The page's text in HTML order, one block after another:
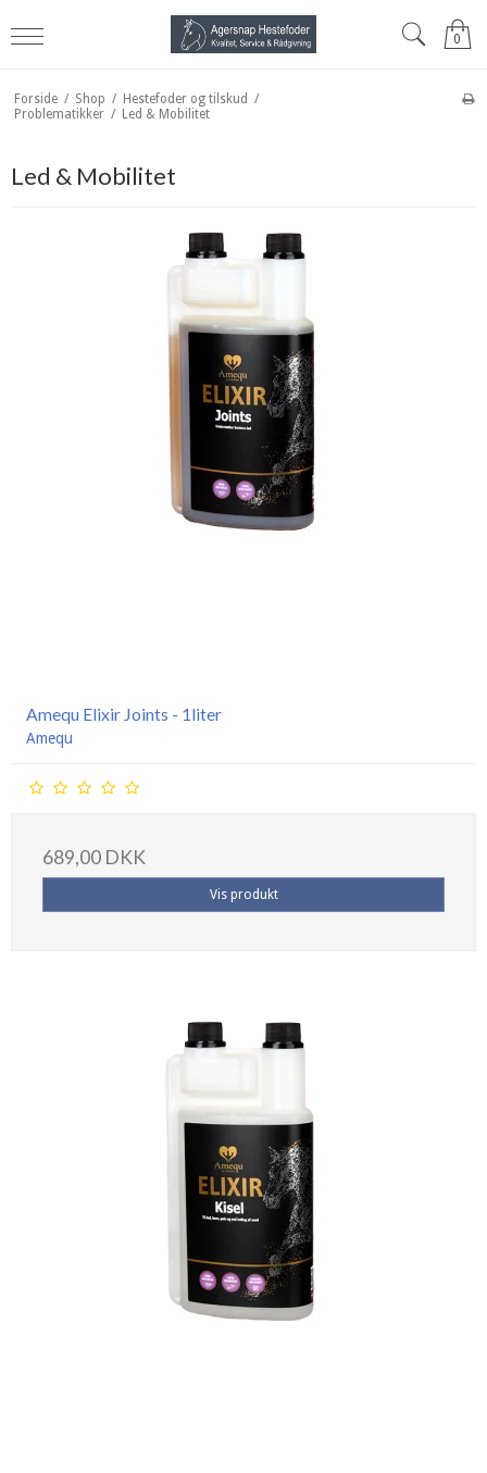
0
Forside / Shop / Hestefoder og tilskud /
Problematikker / Led & Mobilitet
Led & Mobilitet
Amequ Elixir Joints - 1liter
Amequ
689,00 DKK
Vis produkt